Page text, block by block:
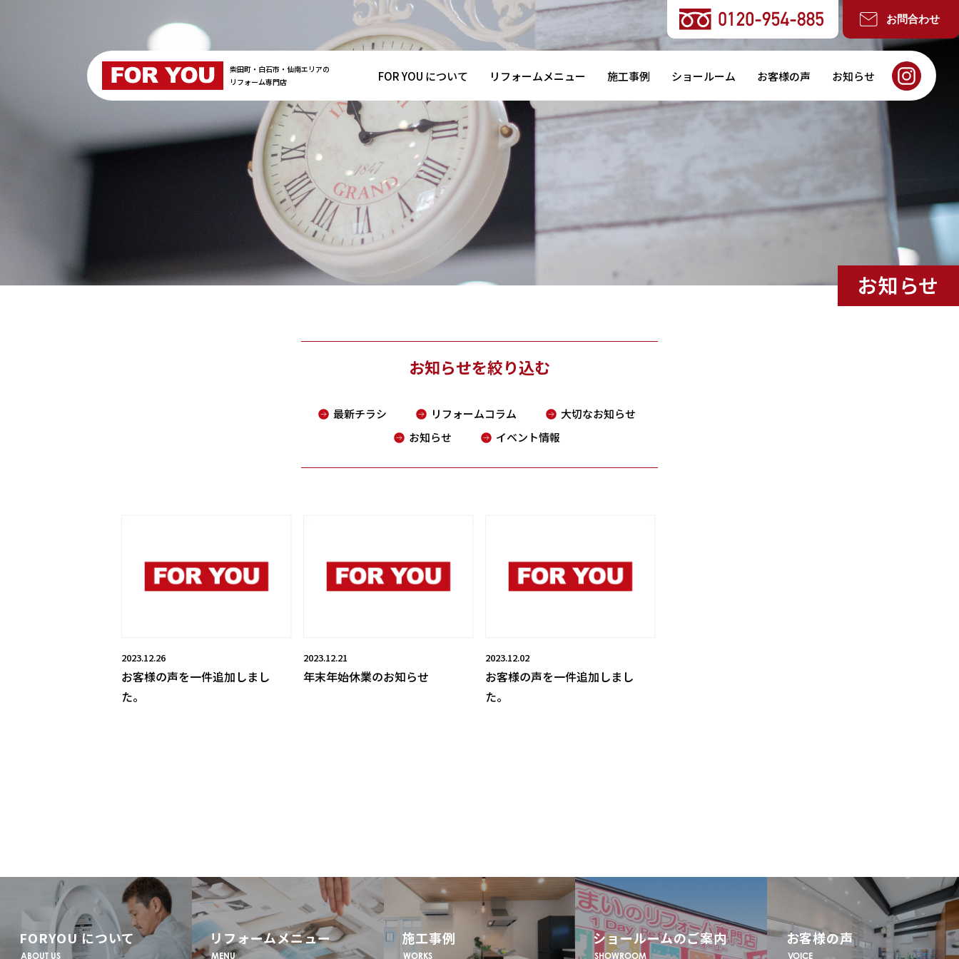
お問合わせ
柴田町・白石市・仙南エリアの
リフォーム専門店
FOR YOU について リフォームメニュー 施工事例 ショールーム お客様の声 お知らせ
お知らせ
お知らせを絞り込む
最新チラシ リフォームコラム
大切なお知らせ
お知らせ
イベント情報
2023.12.26
お客様の声を一件追加しまし
た。
2023.12.21
年末年始休業のお知らせ
2023.12.02
お客様の声を一件追加しまし
た。
FORYOU について
ABOUT US
リフォームメニュー
MENU
施工事例
WORKS
ショールームのご案内
SHOWROOM
お客様の声
VOICE